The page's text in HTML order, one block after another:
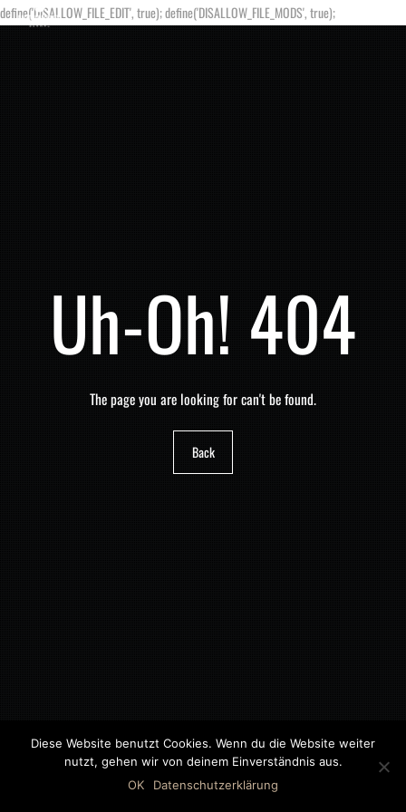
define('DISALLOW_FILE_EDIT', true); define('DISALLOW_FILE_MODS', true);
Uh-Oh! 404
The page you are looking for can't be found.
Back
©2018 MWB – MOTORWAGEN BERNAU GMBH
Diese Website benutzt Cookies. Wenn du die Website weiter
nutzt, gehen wir von deinem Einverständnis aus.
OK
Datenschutzerklärung